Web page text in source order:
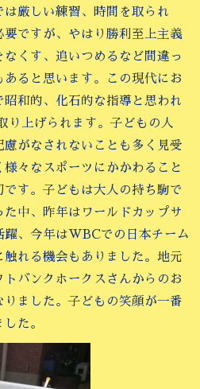
厳しい練習、時間を取られ
ですが、やはり勝利至上主義
くす、追いつめるなど間違っ
ると思います。この現代にお
和的、化石的な指導と思われ
り上げられます。子どもの人
がなされないことも多く見受
々なスポーツにかかわること
す。子どもは大人の持ち駒で
中、昨年はワールドカップサ
躍、今年はWBCでの日本チーム
れる機会もありました。地元
バンクホークスさんからのお
ました。子どもの笑顔が一番
た。